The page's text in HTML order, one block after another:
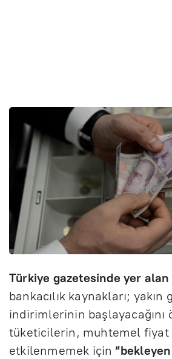
Türkiye gazetesinde yer
bankacılık kaynakları;
indirimlerinin başlayacağını
tüketicilerin, muhtemel fiyat
etkilenmemek için